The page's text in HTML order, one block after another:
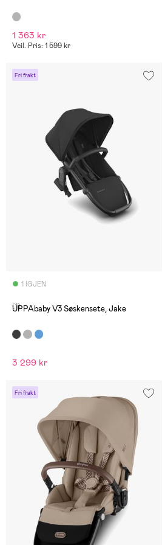
1 363 kr
Veil. Pris: 1 599 kr
Fri frakt
1 IGJEN
(1)
UPPAbaby V3 Søskensete, Jake
3 299 kr
Fri frakt